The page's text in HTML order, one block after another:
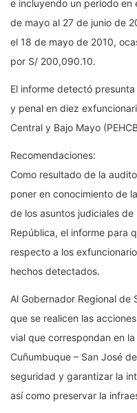
e incluyendo un período en
de mayo al 27 de junio de
el 18 de mayo de 2010,
por S/ 200,090.10.
El informe detectó
y penal en diez
Central y Bajo Mayo
Recomendaciones:
Como resultado de la
poner en conocimiento de
de los asuntos judiciales de
República, el informe para
respecto a los
hechos detectados.
Al Gobernador Regional de
que se realicen las
vial que correspondan en
Cuñumbuque – San José
seguridad y garantizar la
así como preservar la